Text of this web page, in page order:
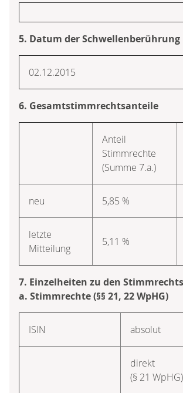
5. Datum der Schwellenberührung
02.12.2015
6. Gesamtstimmrechtsanteile
Anteil
Stimmrechte
(Summe 7.a.)
neu 5,85 %
letzte
Mitteilung
5,11 %
7. Einzelheiten zu den
a. Stimmrechte (§§ 21, 22 WpHG)
ISIN absolut
direkt
(§ 21 WpHG)